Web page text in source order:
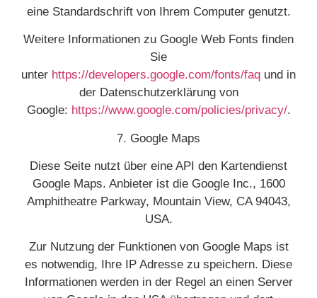
eine Standardschrift von Ihrem Computer genutzt.
Weitere Informationen zu Google Web Fonts finden
Sie
unter https://developers.google.com/fonts/faq und in
der Datenschutzerklärung von
Google: https://www.google.com/policies/privacy/.
7. Google Maps
Diese Seite nutzt über eine API den Kartendienst
Google Maps. Anbieter ist die Google Inc., 1600
Amphitheatre Parkway, Mountain View, CA 94043,
USA.
Zur Nutzung der Funktionen von Google Maps ist
es notwendig, Ihre IP Adresse zu speichern. Diese
Informationen werden in der Regel an einen Server